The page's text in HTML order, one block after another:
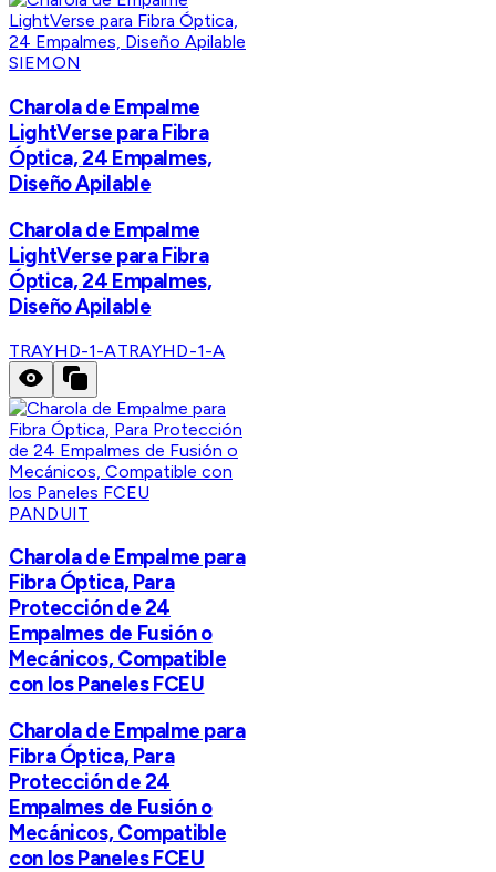
SIEMON
Charola de Empalme
LightVerse para Fibra
Óptica, 24 Empalmes,
Diseño Apilable
Charola de Empalme
LightVerse para Fibra
Óptica, 24 Empalmes,
Diseño Apilable
TRAYHD-1-ATRAYHD-1-A
PANDUIT
Charola de Empalme para
Fibra Óptica, Para
Protección de 24
Empalmes de Fusión o
Mecánicos, Compatible
con los Paneles FCEU
Charola de Empalme para
Fibra Óptica, Para
Protección de 24
Empalmes de Fusión o
Mecánicos, Compatible
con los Paneles FCEU